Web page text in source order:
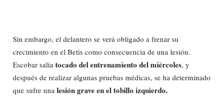
Sin embargo, el delantero se verá obligado a frenar su
crecimiento en el Betis como consecuencia de una lesión.
Escobar salía tocado del entrenamiento del miércoles, y
después de realizar algunas pruebas médicas, se ha determinado
que sufre una lesión grave en el tobillo izquierdo.